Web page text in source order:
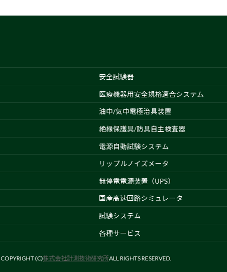
安全試験器
医療機器用安全規格適合システム
油中/気中電極治具装置
絶縁保護具/防具自主検査器
電源自動試験システム
リップルノイズメータ
無停電電源装置（UPS）
国産高速回路シミュレータ
試験システム
各種サービス
COPYRIGHT (C)株式会社計測技術研究所ALL RIGHTS RESERVED.